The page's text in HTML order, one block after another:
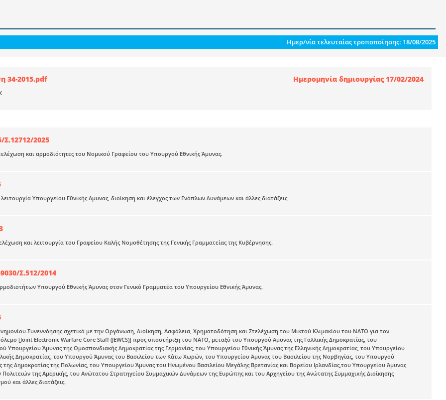
Ημερ/νία τελευταίας τροποποίησης: 18/08/2025
34-2015.pdf Ημερομηνία δημιουργίας 17/02/2024
Σ.12712/2025
και αρμοδιότητες του Νομικού Γραφείου του Υπουργού Εθνικής Άμυνας.
Υπουργείου Εθνικής Αμυνας, διοίκηση και έλεγχος των Ενόπλων Δυνάμεων και άλλες διατάξεις
και λειτουργία του Γραφείου Καλής Νομοθέτησης της Γενικής Γραμματείας της Κυβέρνησης.
Σ.512/2014
Υπουργού Εθνικής Άμυνας στον Γενικό Γραμματέα του Υπουργείου Εθνικής Άμυνας.
Συνεννόησης σχετικά με την Οργάνωση, Διοίκηση, Ασφάλεια, Χρηματοδότηση και Στελέχωση του Μικτού Κλιμακίου του NATO για τον
[Joint Electronic Warfare Core Staff (JEWCS)] προς υποστήριξη του NATO, μεταξύ του Υπουργού Άμυνας της Γαλλικής Δημοκρατίας, του
Υπουργείου Άμυνας της Ομοσπονδιακής Δημοκρατίας της Γερμανίας, του Υπουργείου Εθνικής Άμυνας της Ελληνικής Δημοκρατίας, του Υπουργείου
Δημοκρατίας, του Υπουργού Άμυνας του Βασιλείου των Κάτω Χωρών, του Υπουργείου Άμυνας του Βασιλείου της Νορβηγίας, του Υπουργού
της Δημοκρατίας της Πολωνίας, του Υπουργείου Άμυνας του Ηνωμένου Βασιλείου Μεγάλης Βρετανίας και Βορείου Ιρλανδίας,του Υπουργείου Άμυνας
της Αμερικής, του Ανώτατου Στρατηγείου Συμμαχικών Δυνάμεων της Ευρώπης και του Αρχηγείου της Ανώτατης Συμμαχικής Διοίκησης
και άλλες διατάξεις.